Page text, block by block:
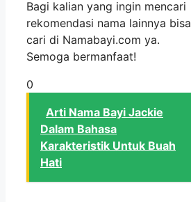
Bagi kalian yang ingin mencari
rekomendasi nama lainnya bisa
cari di Namabayi.com ya.
Semoga bermanfaat!
0
Arti Nama Bayi Jackie
Dalam Bahasa
Karakteristik Untuk Buah
Hati